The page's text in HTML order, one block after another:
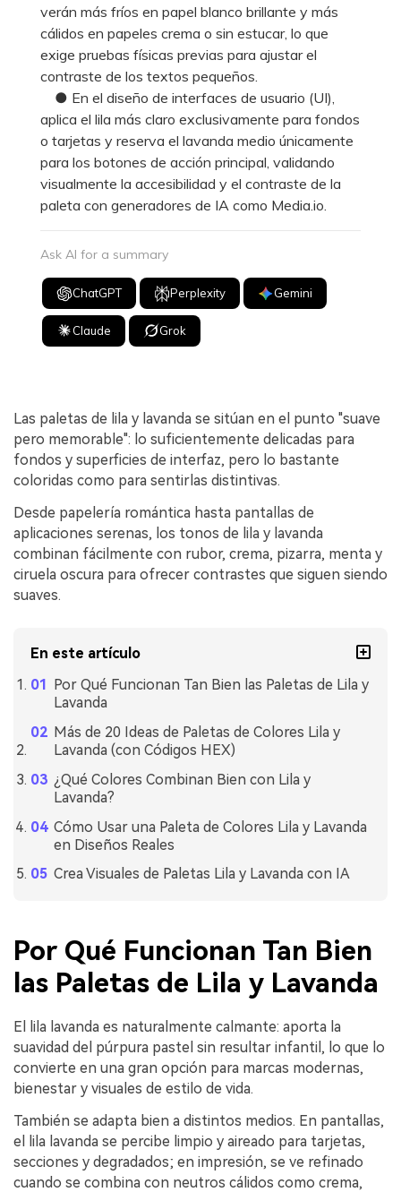
verán más fríos en papel blanco brillante y más
cálidos en papeles crema o sin estucar, lo que
exige pruebas físicas previas para ajustar el
contraste de los textos pequeños.
● En el diseño de interfaces de usuario (UI),
aplica el lila más claro exclusivamente para fondos
o tarjetas y reserva el lavanda medio únicamente
para los botones de acción principal, validando
visualmente la accesibilidad y el contraste de la
paleta con generadores de IA como Media.io.
Ask AI for a summary
ChatGPT Perplexity Gemini
Claude Grok
Las paletas de lila y lavanda se sitúan en el punto "suave
pero memorable": lo suficientemente delicadas para
fondos y superficies de interfaz, pero lo bastante
coloridas como para sentirlas distintivas.
Desde papelería romántica hasta pantallas de
aplicaciones serenas, los tonos de lila y lavanda
combinan fácilmente con rubor, crema, pizarra, menta y
ciruela oscura para ofrecer contrastes que siguen siendo
suaves.
En este artículo
Por Qué Funcionan Tan Bien las Paletas de Lila y
Lavanda
Más de 20 Ideas de Paletas de Colores Lila y
Lavanda (con Códigos HEX)
¿Qué Colores Combinan Bien con Lila y
Lavanda?
Cómo Usar una Paleta de Colores Lila y Lavanda
en Diseños Reales
Crea Visuales de Paletas Lila y Lavanda con IA
Por Qué Funcionan Tan Bien
las Paletas de Lila y Lavanda
El lila lavanda es naturalmente calmante: aporta la
suavidad del púrpura pastel sin resultar infantil, lo que lo
convierte en una gran opción para marcas modernas,
bienestar y visuales de estilo de vida.
También se adapta bien a distintos medios. En pantallas,
el lila lavanda se percibe limpio y aireado para tarjetas,
secciones y degradados; en impresión, se ve refinado
cuando se combina con neutros cálidos como crema,